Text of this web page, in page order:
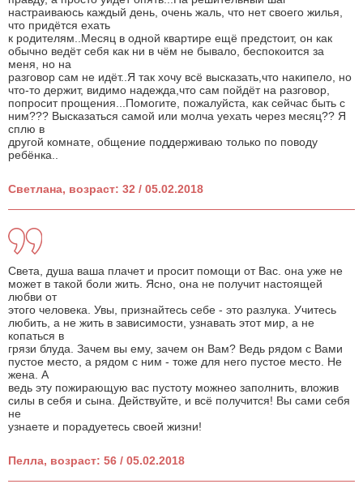
настраиваюсь каждый день, очень жаль, что нет своего жилья,
что придётся ехать
к родителям..Месяц в одной квартире ещё предстоит, он как
обычно ведёт себя как ни в чём не бывало, беспокоится за
меня, но на
разговор сам не идёт..Я так хочу всё высказать,что накипело, но
что-то держит, видимо надежда,что сам пойдёт на разговор,
попросит прощения...Помогите, пожалуйста, как сейчас быть с
ним??? Высказаться самой или молча уехать через месяц?? Я
сплю в
другой комнате, общение поддерживаю только по поводу
ребёнка..
Светлана, возраст: 32 / 05.02.2018
Света, душа ваша плачет и просит помощи от Вас. она уже не
может в такой боли жить. Ясно, она не получит настоящей
любви от
этого человека. Увы, признайтесь себе - это разлука. Учитесь
любить, а не жить в зависимости, узнавать этот мир, а не
копаться в
грязи блуда. Зачем вы ему, зачем он Вам? Ведь рядом с Вами
пустое место, а рядом с ним - тоже для него пустое место. Не
жена. А
ведь эту пожирающую вас пустоту можнео заполнить, вложив
силы в себя и сына. Действуйте, и всё получится! Вы сами себя
не
узнаете и порадуетесь своей жизни!
Пелла, возраст: 56 / 05.02.2018